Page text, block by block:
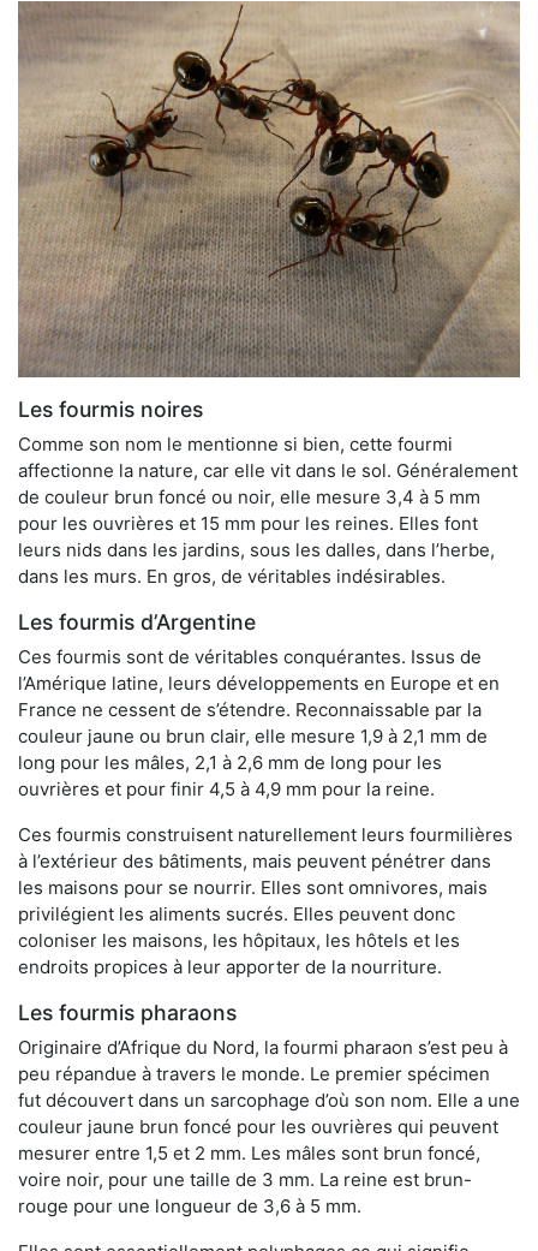
Les fourmis noires
Comme son nom le mentionne si bien, cette fourmi
affectionne la nature, car elle vit dans le sol. Généralement
de couleur brun foncé ou noir, elle mesure 3,4 à 5 mm
pour les ouvrières et 15 mm pour les reines. Elles font
leurs nids dans les jardins, sous les dalles, dans l’herbe,
dans les murs. En gros, de véritables indésirables.
Les fourmis d’Argentine
Ces fourmis sont de véritables conquérantes. Issus de
l’Amérique latine, leurs développements en Europe et en
France ne cessent de s’étendre. Reconnaissable par la
couleur jaune ou brun clair, elle mesure 1,9 à 2,1 mm de
long pour les mâles, 2,1 à 2,6 mm de long pour les
ouvrières et pour finir 4,5 à 4,9 mm pour la reine.
Ces fourmis construisent naturellement leurs fourmilières
à l’extérieur des bâtiments, mais peuvent pénétrer dans
les maisons pour se nourrir. Elles sont omnivores, mais
privilégient les aliments sucrés. Elles peuvent donc
coloniser les maisons, les hôpitaux, les hôtels et les
endroits propices à leur apporter de la nourriture.
Les fourmis pharaons
Originaire d’Afrique du Nord, la fourmi pharaon s’est peu à
peu répandue à travers le monde. Le premier spécimen
fut découvert dans un sarcophage d’où son nom. Elle a une
couleur jaune brun foncé pour les ouvrières qui peuvent
mesurer entre 1,5 et 2 mm. Les mâles sont brun foncé,
voire noir, pour une taille de 3 mm. La reine est brun-
rouge pour une longueur de 3,6 à 5 mm.